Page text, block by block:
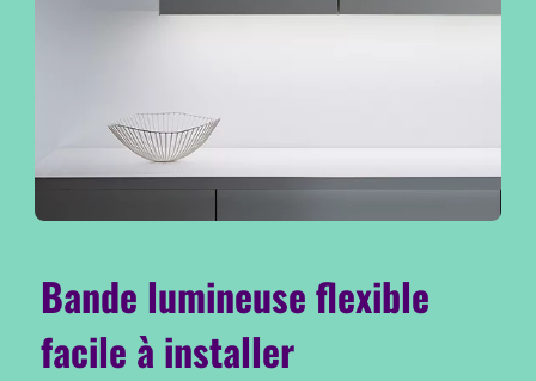
Bande lumineuse flexible
facile à installer